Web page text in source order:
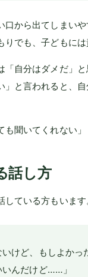
から出てしまいや
りでも、子どもに
自分はダメだ」
」と言われると、
も聞いてくれない
話し方
ている方もいます
いけど、もしよかっ
いんだけど……」